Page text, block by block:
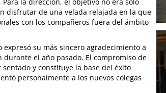
disfrutar de una velada relajada en la que
con los compañeros fuera del ámbito
expresó su más sincero agradecimiento a
el año pasado. El compromiso de
y constituye la base del éxito
personalmente a los nuevos colegas